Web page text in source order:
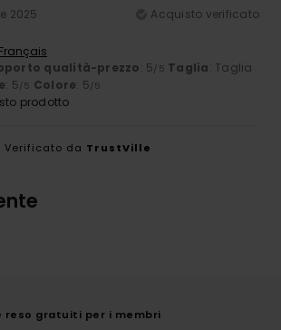
2025
Acquisto verificato
qualità-prezzo: 5/5 Taglia: Taglia
: 5/5 Colore: 5/5
prodotto
Verificato da TrustVille
reso gratuiti per i membri